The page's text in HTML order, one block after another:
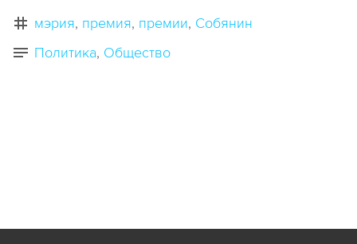
мэрия премия премии Собянин
Политика Общество